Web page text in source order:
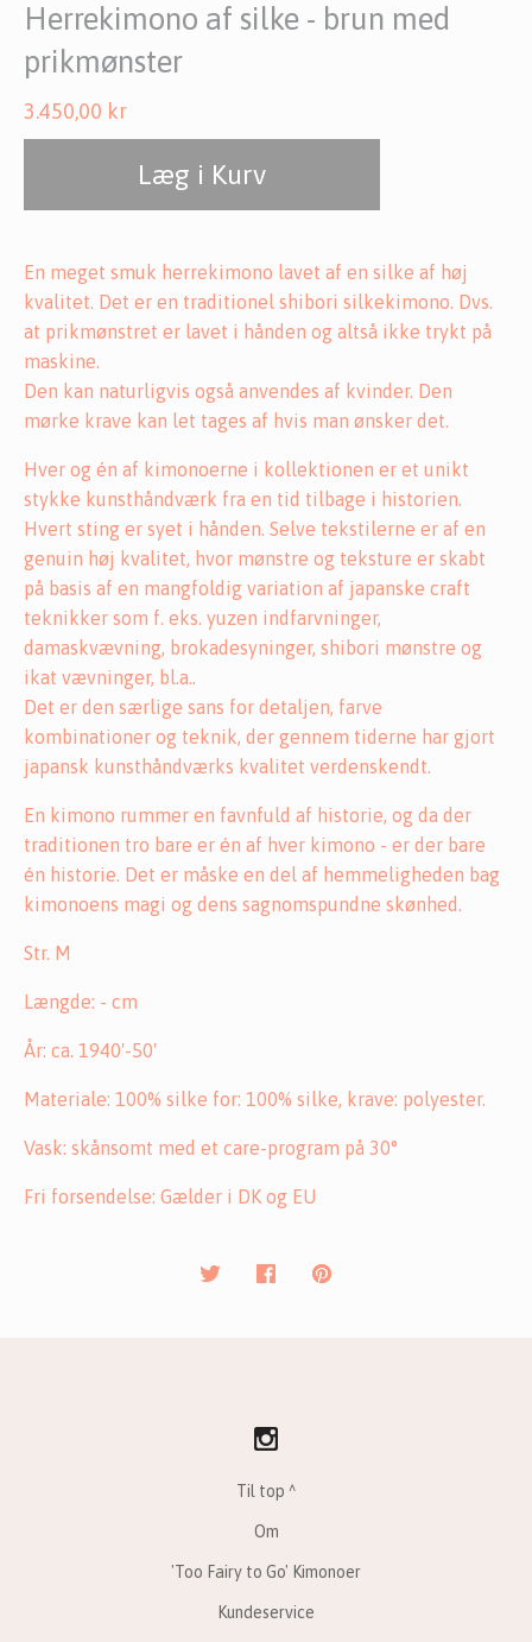
Herrekimono af silke - brun med
prikmønster
3.450,00 kr
Læg i Kurv
En meget smuk herrekimono lavet af en silke af høj
kvalitet. Det er en traditionel shibori silkekimono. Dvs.
at prikmønstret er lavet i hånden og altså ikke trykt på
maskine.
Den kan naturligvis også anvendes af kvinder. Den
mørke krave kan let tages af hvis man ønsker det.
Hver og én af kimonoerne i kollektionen er et unikt
stykke kunsthåndværk fra en tid tilbage i historien.
Hvert sting er syet i hånden. Selve tekstilerne er af en
genuin høj kvalitet, hvor mønstre og teksture er skabt
på basis af en mangfoldig variation af japanske craft
teknikker som f. eks. yuzen indfarvninger,
damaskvævning, brokadesyninger, shibori mønstre og
ikat vævninger, bl.a..
Det er den særlige sans for detaljen, farve
kombinationer og teknik, der gennem tiderne har gjort
japansk kunsthåndværks kvalitet verdenskendt.
En kimono rummer en favnfuld af historie, og da der
traditionen tro bare er én af hver kimono - er der bare
én historie. Det er måske en del af hemmeligheden bag
kimonoens magi og dens sagnomspundne skønhed.
Str. M
Længde: - cm
År: ca. 1940'-50'
Materiale: 100% silke for: 100% silke, krave: polyester.
Vask: skånsomt med et care-program på 30°
Fri forsendelse: Gælder i DK og EU
Til top ^
Om
'Too Fairy to Go' Kimonoer
Kundeservice